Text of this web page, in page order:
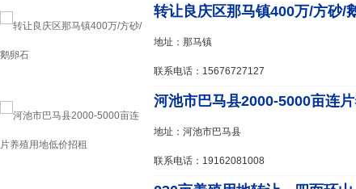
转让良庆区那马镇400万/方砂/
地址：那马镇
联系电话：15676727127
河池市巴马县2000-5000亩连
地址：河池市巴马县
联系电话：19162081008